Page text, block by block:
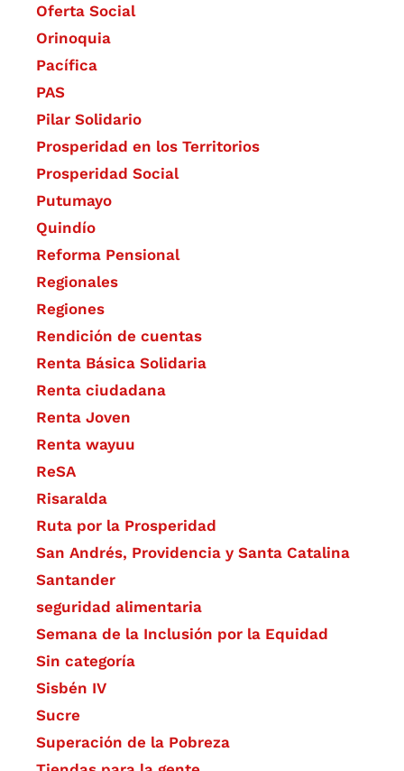
Oferta Social​​
Orinoquia
Pacífica
PAS
Pilar Solidario
Prosperidad en los Territorios
Prosperidad Social
Putumayo
Quindío
Reforma Pensional
Regionales
Regiones
Rendición de cuentas
Renta Básica Solidaria
Renta ciudadana
Renta Joven
Renta wayuu
ReSA
Risaralda
Ruta por la Prosperidad
San Andrés, Providencia y Santa Catalina
Santander
seguridad alimentaria
Semana de la Inclusión por la Equidad
Sin categoría
Sisbén IV
Sucre
Superación de la Pobreza